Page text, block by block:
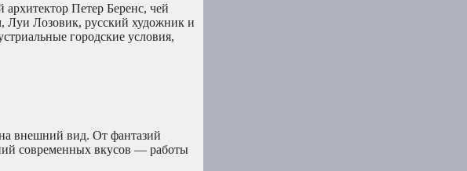
Петер Беренс, чей
Луи Лозовик, русский художник и
городские условия,
внешний вид. От фантазий
современных вкусов — работы